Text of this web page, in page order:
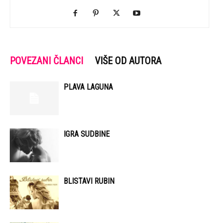
POVEZANI ČLANCI VIŠE OD AUTORA
PLAVA LAGUNA
IGRA SUDBINE
BLISTAVI RUBIN